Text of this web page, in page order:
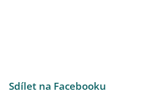
Sdílet na Facebooku